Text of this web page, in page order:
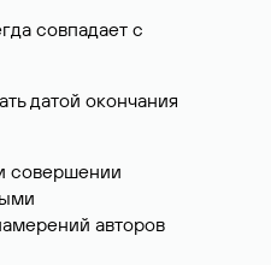
совпадает с
датой окончания
совершении
авторов